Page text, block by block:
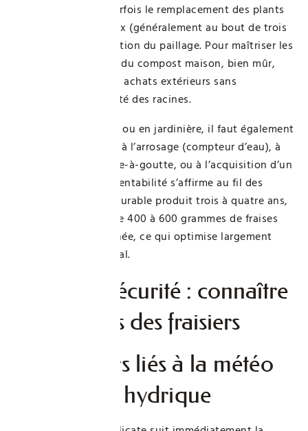
complémentaires, parfois le remplacement des plants
malades ou trop vieux (généralement au bout de trois
ans), ainsi que la gestion du paillage. Pour maîtriser les
dépenses, privilégier du compost maison, bien mûr,
permet de réduire les achats extérieurs sans
compromettre la santé des racines.
En culture sous serre ou en jardinière, il faut également
prévoir les coûts liés à l’arrosage (compteur d’eau), à
un système de goutte-à-goutte, ou à l’acquisition d’un
voile d’ombrage. La rentabilité s’affirme au fil des
saisons : un fraisier durable produit trois à quatre ans,
avec une moyenne de 400 à 600 grammes de fraises
par plant chaque année, ce qui optimise largement
l’investissement initial.
Risque et sécurité : connaître
les fragilités des fraisiers
Les dangers liés à la météo
et au stress hydrique